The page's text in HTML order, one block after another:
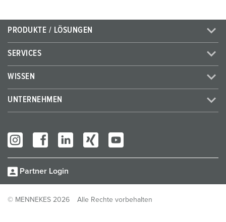
PRODUKTE / LÖSUNGEN
SERVICES
WISSEN
UNTERNEHMEN
Partner Login
© MENNEKES 2026 Alle Rechte vorbehalten